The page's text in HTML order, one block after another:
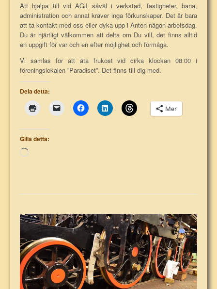
Att hjälpa till vid AGJ såväl i verkstad, fastigheter, bana,
administration och annat kräver inga förkunskaper. Det är bara
att ta kontakt med oss eller dyka upp i Anten någon arbetsdag.
Du är hjärtligt välkommen att delta om Du vill, det finns alltid
en uppgift för var och en efter möjlighet och förmåga.
Vi samlas för att äta frukost vid cirka klockan 08:00 i
föreningslokalen ”Paradiset”. Det finns till dig med.
Dela detta:
Mer
Gilla detta:
Laddar